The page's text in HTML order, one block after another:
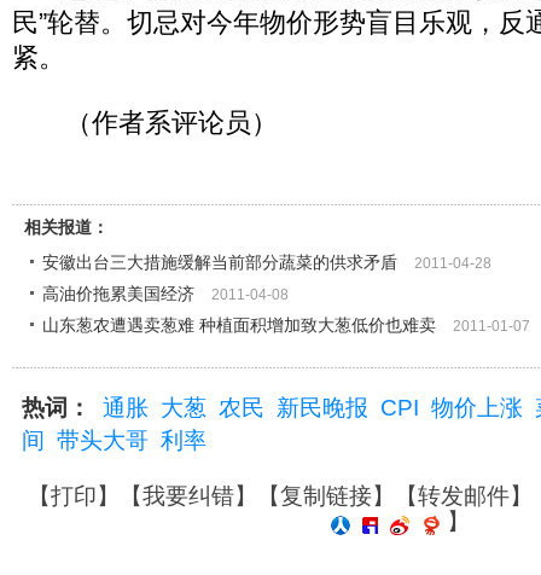
民”轮替。切忌对今年物价形势盲目乐观，反
紧。
（作者系评论员）
相关报道：
安徽出台三大措施缓解当前部分蔬菜的供求矛盾
2011-04-28
高油价拖累美国经济 2011-04-08
山东葱农遭遇卖葱难 种植面积增加致大葱低价也难卖 2011-01-07
热词： 通胀 大葱 农民 新民晚报 CPI 物价上涨
间
带头大哥 利率
【打印】【我要纠错】【复制链接】【转发邮件】
】